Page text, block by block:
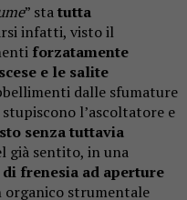
” statutta
infatti, visto il
forzatamente
e le salite
dalle sfumature
stupiscono l’ascoltatore e
senza tuttavia
già sentito, in una
frenesia ad aperture
organico strumentale